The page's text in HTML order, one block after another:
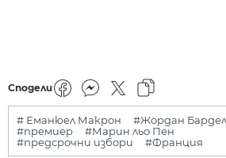
Сподели
# Еманюел Макрон
#Жордан
#премиер
#Марин льо Пен
#предсрочни избори
#Франция